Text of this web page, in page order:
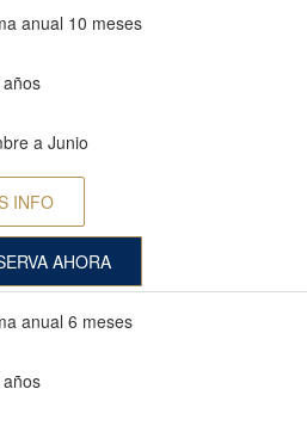
anual 10 meses
a Junio
INFO
AHORA
anual 6 meses